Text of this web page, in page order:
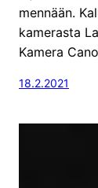
mennään.
kamerasta
Kamera
18.2.2021